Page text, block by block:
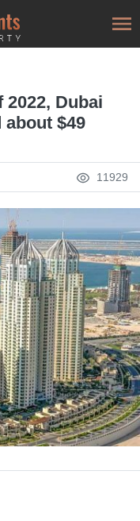
Dubai
about $49
11929